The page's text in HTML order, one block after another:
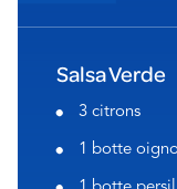
Salsa Verde
3 citrons
1 botte